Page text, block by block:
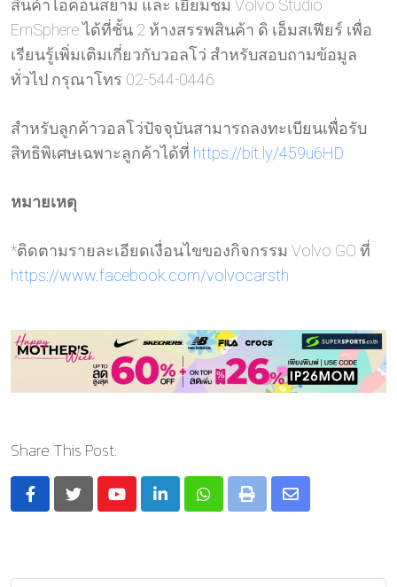
สินค้าไอคอนสยาม และ เยี่ยมชม Volvo Studio
EmSphere ได้ที่ชั้น 2 ห้างสรรพสินค้า ดิ เอ็มสเฟียร์ เพื่อ
เรียนรู้เพิ่มเติมเกี่ยวกับวอลโว่ สำหรับสอบถามข้อมูล
ทั่วไป กรุณาโทร 02-544-0446
สำหรับลูกค้าวอลโว่ปัจจุบันสามารถลงทะเบียนเพื่อรับ
สิทธิพิเศษเฉพาะลูกค้าได้ที่ https://bit.ly/459u6HD
หมายเหตุ
*ติดตามรายละเอียดเงื่อนไขของกิจกรรม Volvo GO ที่
https://www.facebook.com/volvocarsth
Share This Post:
YoutubeLinkedInWhatsapp
Print
Share